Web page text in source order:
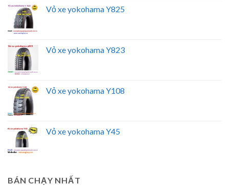
Vỏ xe yokohama Y825
Vỏ xe yokohama Y823
Vỏ xe yokohama Y108
Vỏ xe yokohama Y45
BÁN CHẠY NHẤT